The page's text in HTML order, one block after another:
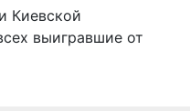
Киевской
выигравшие от